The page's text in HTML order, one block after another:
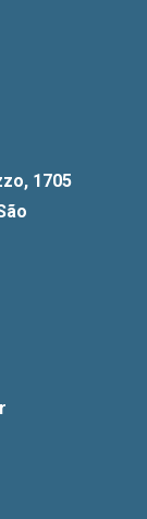
1705